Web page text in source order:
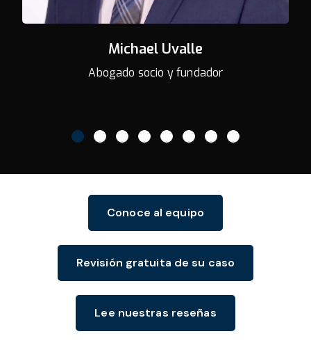
Michael Uvalle
Abogado socio y fundador
Conoce al equipo
Revisión gratuita de su caso
Lee nuestras reseñas